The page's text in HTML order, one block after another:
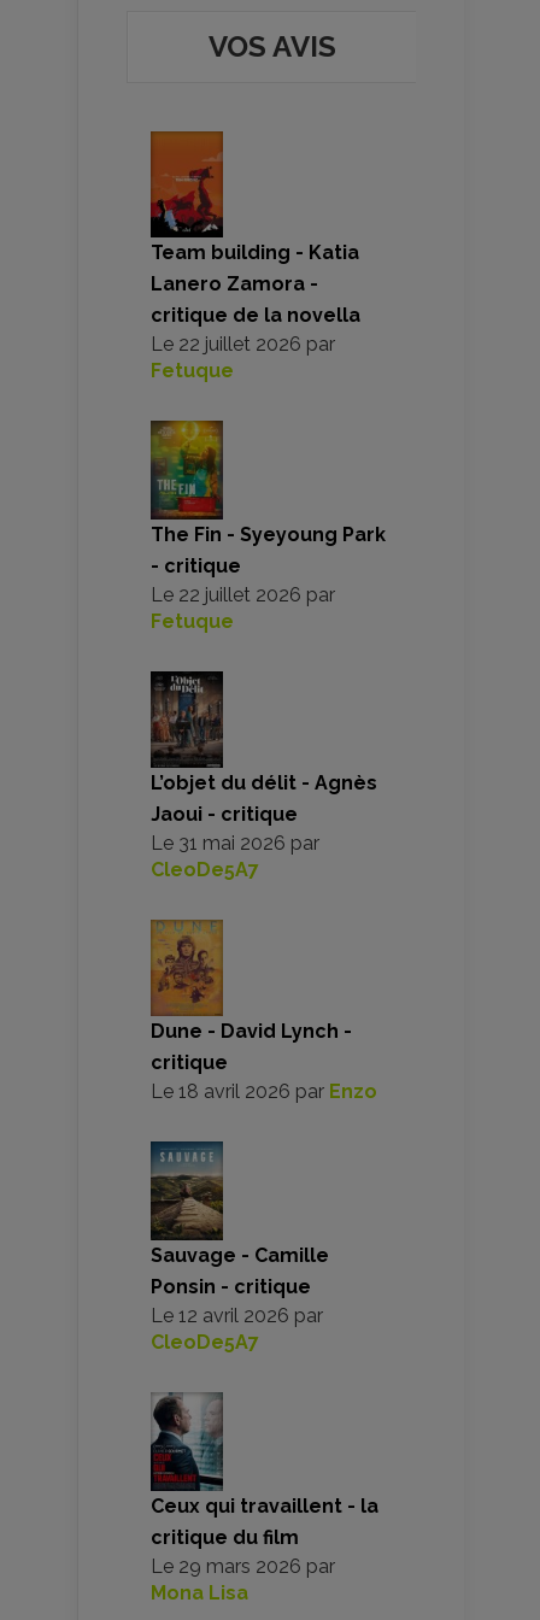
VOS AVIS
Team building - Katia
Lanero Zamora -
critique de la novella
Le 22 juillet 2026 par
Fetuque
The Fin - Syeyoung Park
- critique
Le 22 juillet 2026 par
Fetuque
L’objet du délit - Agnès
Jaoui - critique
Le 31 mai 2026 par
CleoDe5A7
Dune - David Lynch -
critique
Le 18 avril 2026 par Enzo
Sauvage - Camille
Ponsin - critique
Le 12 avril 2026 par
CleoDe5A7
Ceux qui travaillent - la
critique du film
Le 29 mars 2026 par
Mona Lisa